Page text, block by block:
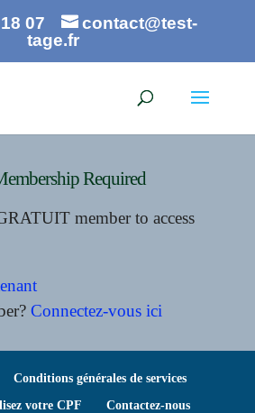
07
contact@test-
tage.fr
Required
member to access
Connectez-vous ici
Conditions générales de services
votre CPF Contactez-nous